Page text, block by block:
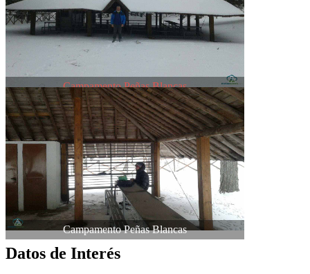
Campamento Peñas Blancas
Campamento Peñas Blancas
Datos de Interés